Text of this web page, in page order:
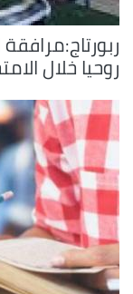
ربورتاج:مرافقة
روحيا خلال